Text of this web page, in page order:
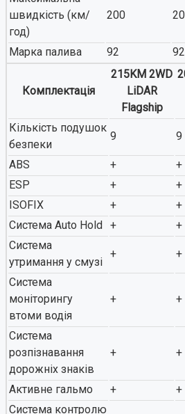
швидкість (км/
год)
200
Марка палива 92 92
Комплектація
215KM 2WD
LiDAR
Flagship
Кількість подушок
безпеки
9 9
ABS + +
ESP
+ +
ISOFIX
+ +
Система Auto Hold + +
Система
утримання у смузі
+ +
Система
моніторингу
втоми водія
+ +
Система
розпізнавання
дорожніх знаків
+ +
Активне гальмо + +
Система контролю